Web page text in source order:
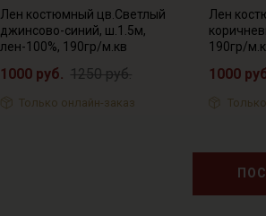
Лен костюмный цв.Светлый
джинсово-синий, ш.1.5м,
лен-100%, 190гр/м.кв
1000 руб. 1250 руб.
Только онлайн-заказ
Лен
190гр/
1000